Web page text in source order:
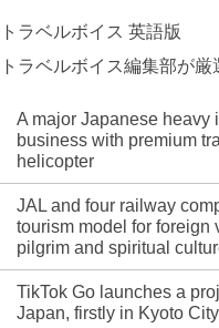
トラベルボイス 英語版
トラベルボイス編集部が
A major Japanese heavy
business with premium
helicopter
JAL and four railway
tourism model for foreign
pilgrim and spiritual
TikTok Go launches a
Japan, firstly in Kyoto